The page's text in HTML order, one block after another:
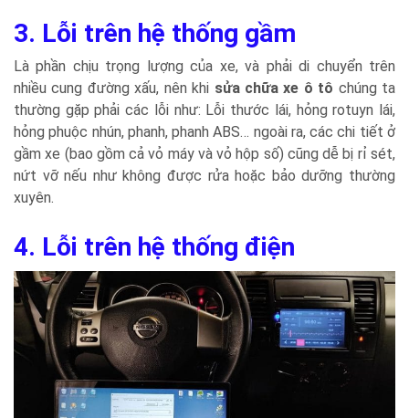
3. Lỗi trên hệ thống gầm
Là phần chịu trọng lượng của xe, và phải di chuyển trên
nhiều cung đường xấu, nên khi sửa chữa xe ô tô chúng ta
thường gặp phải các lỗi như: Lỗi thước lái, hỏng rotuyn lái,
hỏng phuộc nhún, phanh, phanh ABS… ngoài ra, các chi tiết ở
gầm xe (bao gồm cả vỏ máy và vỏ hộp số) cũng dễ bị rỉ sét,
nứt vỡ nếu như không được rửa hoặc bảo dưỡng thường
xuyên.
4. Lỗi trên hệ thống điện